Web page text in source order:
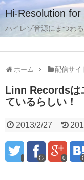
Hi-Resolution
ハイレゾ音源にまつわ
ホーム 配信サイ
Linn Recordsは
ているらしい！
2013/2/27
0